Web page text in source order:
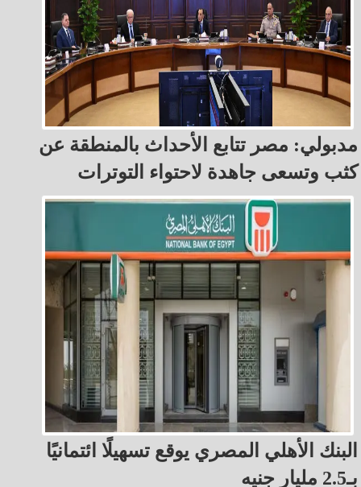
مدبولي: مصر تتابع الأحداث بالمنطقة عن
كثب وتسعى جاهدة لاحتواء التوترات
البنك الأهلي المصري يوقع تسهيلًا ائتمانيًا
بـ2.5 مليار جنيه